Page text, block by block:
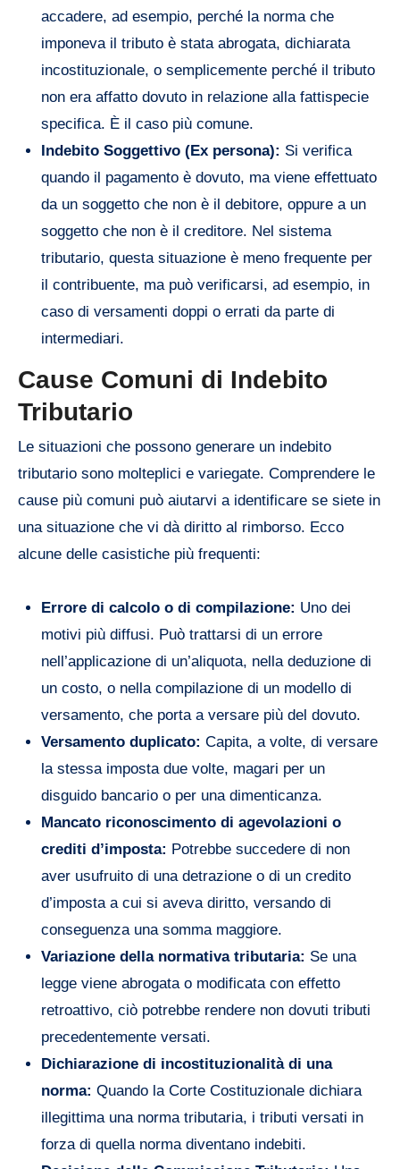
accadere, ad esempio, perché la norma che
imponeva il tributo è stata abrogata, dichiarata
incostituzionale, o semplicemente perché il tributo
non era affatto dovuto in relazione alla fattispecie
specifica. È il caso più comune.
Indebito Soggettivo (Ex persona): Si verifica
quando il pagamento è dovuto, ma viene effettuato
da un soggetto che non è il debitore, oppure a un
soggetto che non è il creditore. Nel sistema
tributario, questa situazione è meno frequente per
il contribuente, ma può verificarsi, ad esempio, in
caso di versamenti doppi o errati da parte di
intermediari.
Cause Comuni di Indebito
Tributario
Le situazioni che possono generare un indebito
tributario sono molteplici e variegate. Comprendere le
cause più comuni può aiutarvi a identificare se siete in
una situazione che vi dà diritto al rimborso. Ecco
alcune delle casistiche più frequenti:
Errore di calcolo o di compilazione: Uno dei
motivi più diffusi. Può trattarsi di un errore
nell’applicazione di un’aliquota, nella deduzione di
un costo, o nella compilazione di un modello di
versamento, che porta a versare più del dovuto.
Versamento duplicato: Capita, a volte, di versare
la stessa imposta due volte, magari per un
disguido bancario o per una dimenticanza.
Mancato riconoscimento di agevolazioni o
crediti d’imposta: Potrebbe succedere di non
aver usufruito di una detrazione o di un credito
d’imposta a cui si aveva diritto, versando di
conseguenza una somma maggiore.
Variazione della normativa tributaria: Se una
legge viene abrogata o modificata con effetto
retroattivo, ciò potrebbe rendere non dovuti tributi
precedentemente versati.
Dichiarazione di incostituzionalità di una
norma: Quando la Corte Costituzionale dichiara
illegittima una norma tributaria, i tributi versati in
forza di quella norma diventano indebiti.